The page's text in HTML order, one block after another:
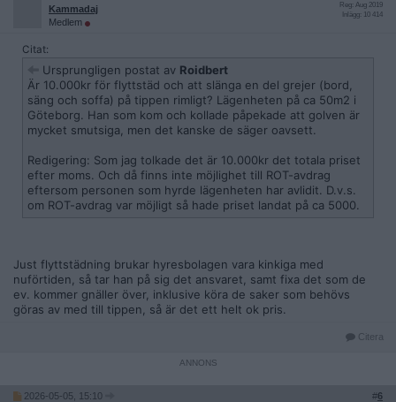
Kammadaj
Medlem
Reg: Aug 2019
Inlägg: 10 414
Citat:
Ursprungligen postat av Roidbert
Är 10.000kr för flyttstäd och att slänga en del grejer (bord,
säng och soffa) på tippen rimligt? Lägenheten på ca 50m2 i
Göteborg. Han som kom och kollade påpekade att golven är
mycket smutsiga, men det kanske de säger oavsett.
Redigering: Som jag tolkade det är 10.000kr det totala priset
efter moms. Och då finns inte möjlighet till ROT-avdrag
eftersom personen som hyrde lägenheten har avlidit. D.v.s.
om ROT-avdrag var möjligt så hade priset landat på ca 5000.
Just flyttstädning brukar hyresbolagen vara kinkiga med
nuförtiden, så tar han på sig det ansvaret, samt fixa det som de
ev. kommer gnäller över, inklusive köra de saker som behövs
göras av med till tippen, så är det ett helt ok pris.
Citera
2026-05-05, 15:10 #6